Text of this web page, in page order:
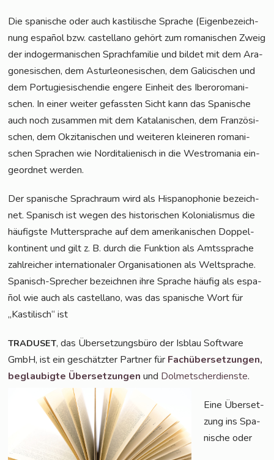
Die spa­ni­sche oder auch kas­ti­li­sche Spra­che (Eigen­be­zeich­
nung espa­ñol bzw. cas­tel­lano gehört zum roma­ni­schen Zweig
der indo­ger­ma­ni­schen Sprach­fa­mi­lie und bil­det mit dem Ara­
go­ne­si­schen, dem Ast­ur­leo­ne­si­schen, dem Gali­cis­chen und
dem Por­tu­gie­si­schen­die enge­re Ein­heit des Ibe­ro­ro­ma­ni­
schen. In einer wei­ter gefass­ten Sicht kann das Spa­ni­sche
auch noch zusam­men mit dem Kata­la­ni­schen, dem Fran­zö­si­
schen, dem Okzita­ni­schen und wei­te­ren klei­ne­ren roma­ni­
schen Spra­chen wie Nord­ita­lie­nisch in die West­ro­ma­nia ein­
ge­ord­net werden.
Der spa­ni­sche Sprach­raum wird als His­pano­pho­nie bezeich­
net. Spa­nisch ist wegen des his­to­ri­schen Kolo­nia­lis­mus die
häu­figs­te Mut­ter­spra­che auf dem ame­ri­ka­ni­schen Dop­pel­
kon­ti­nent und gilt z. B. durch die Funk­ti­on als Amts­spra­che
zahl­rei­cher inter­na­tio­na­ler Orga­ni­sa­tio­nen als Welt­spra­che.
Spa­nisch-Spre­cher bezeich­nen ihre Spra­che häu­fig als espa­
ñol wie auch als cas­tel­lano, was das spa­ni­sche Wort für
„Kas­ti­lisch“ ist
TRADUSET, das Über­set­zungs­bü­ro der Isblau Soft­ware
GmbH, ist ein geschätz­ter Part­ner für Fach­über­set­zun­gen,
beglau­big­te Über­set­zun­gen und Dol­met­scher­diens­te.
Eine Über­set­
zung ins Spa­
ni­sche oder